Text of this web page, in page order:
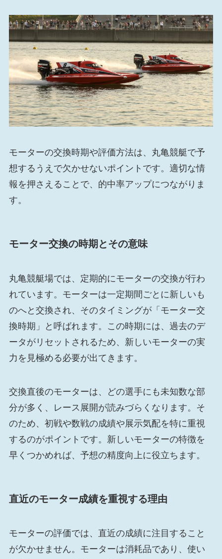
モーターの交換時期や評価方法は、丸亀競艇で予
想するうえで欠かせないポイントです。適切な情
報を押さえることで、的中率アップにつながりま
す。
モーター交換の時期とその意味
丸亀競艇場では、定期的にモーターの交換が行わ
れています。モーターは一定期間ごとに新しいも
のへと交換され、そのタイミングが「モーター交
換時期」と呼ばれます。この時期には、過去のデ
ータがリセットされるため、新しいモーターの実
力を見極める必要が出てきます。
交換直後のモーターは、どの選手にも未知数な部
分が多く、レース展開が読みづらくなります。そ
のため、初戦や数戦の成績や展示気配を特に重視
するのがポイントです。新しいモーターの特徴を
早くつかめれば、予想の精度向上に役立ちます。
直近のモーター成績を重視する理由
モーターの評価では、直近の成績に注目すること
が欠かせません。モーターは消耗品であり、使い